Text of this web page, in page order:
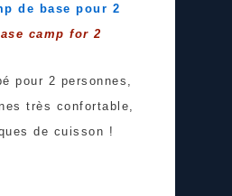
de base pour 2
camp for 2
pour 2 personnes,
très confortable,
de cuisson !